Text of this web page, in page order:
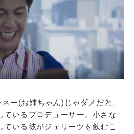
ー(お姉ちゃん)じゃダメだと、
ているプロデューサー。小さな
ている彼がジェリーツを飲むこ